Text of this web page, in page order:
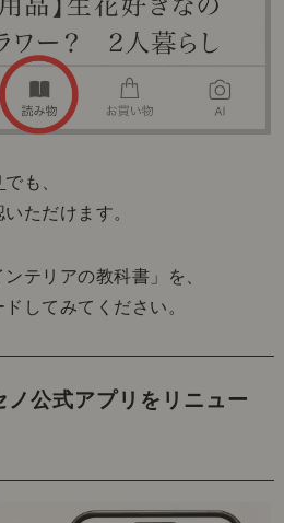
でも、
ただけます。
テリアの教科書」を、
してみてください。
ノ公式アプリをリニュー